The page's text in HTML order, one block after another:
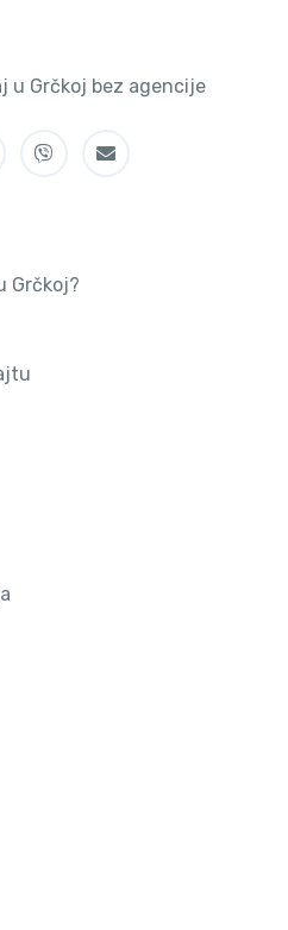
u Grčkoj bez agencije
Grčkoj?